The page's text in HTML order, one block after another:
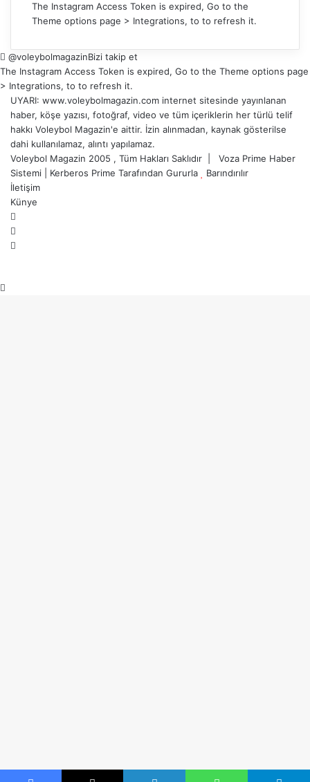
The Instagram Access Token is expired, Go to the
Theme options page > Integrations, to to refresh it.
@voleybolmagazinBizi takip et
The Instagram Access Token is expired, Go to the Theme options page
> Integrations, to to refresh it.
UYARI: www.voleybolmagazin.com internet sitesinde yayınlanan
haber, köşe yazısı, fotoğraf, video ve tüm içeriklerin her türlü telif
hakkı Voleybol Magazin'e aittir. İzin alınmadan, kaynak gösterilse
dahi kullanılamaz, alıntı yapılamaz.
Voleybol Magazin 2005 , Tüm Hakları Saklıdır | Voza Prime Haber
Sistemi
Kerberos Prime Tarafından Gururla
Barındırılır
İletişim
Künye